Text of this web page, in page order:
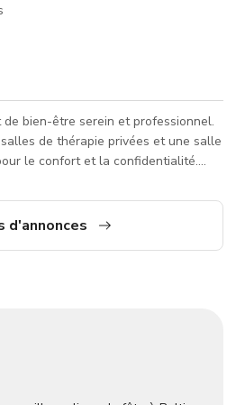
bien-être serein et professionnel.
de thérapie privées et une salle
le confort et la confidentialité.
ouverte et accueillante.
d'annonces